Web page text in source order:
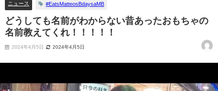
ニュース #EatsMatteosBdaysaMB
どうしても名前がわからない昔あったおもちゃの
名前教えてくれ！！！！！
2024年4月5日 2024年4月5日